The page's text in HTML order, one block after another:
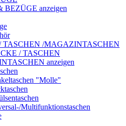
BEZÜGE anzeigen
TASCHEN /MAGAZINTASCHEN
/ TASCHEN
anzeigen
"Molle"
Multifunktionstaschen